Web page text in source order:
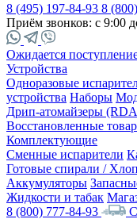
8 (495) 197-84-93 8
Приём звонков: с 9:00
Ожидается
Устройства
Одноразовые
устройства Наборы
Дрип-атомайзеры
Восстановленные
Комплектующие
Сменные испарители
Готовые спирали /
Аккумуляторы
Жидкости и табак
8 (800) 777-84-93